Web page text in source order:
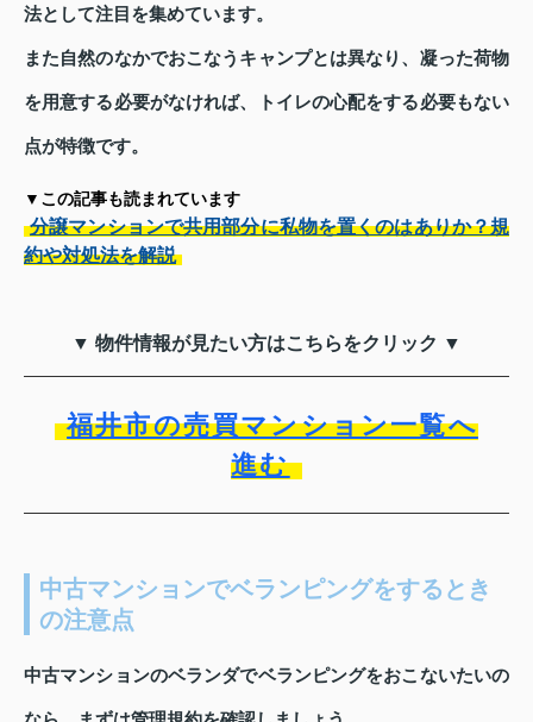
法として注目を集めています。
また自然のなかでおこなうキャンプとは異なり、凝った荷物
を用意する必要がなければ、トイレの心配をする必要もない
点が特徴です。
▼この記事も読まれています
分譲マンションで共用部分に私物を置くのはありか？規
約や対処法を解説
▼ 物件情報が見たい方はこちらをクリック ▼
福井市の売買マンション一覧へ
進む
中古マンションでベランピングをするとき
の注意点
中古マンションのベランダでベランピングをおこないたいの